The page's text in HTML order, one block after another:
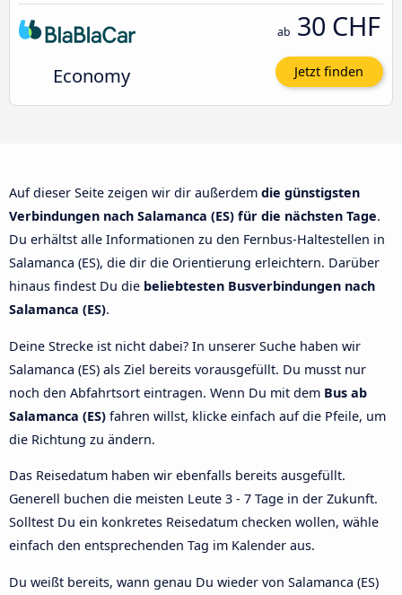
Economy
ab 30 CHF
Jetzt finden
Auf dieser Seite zeigen wir dir außerdem die günstigsten
Verbindungen nach Salamanca (ES) für die nächsten Tage.
Du erhältst alle Informationen zu den Fernbus-Haltestellen in
Salamanca (ES), die dir die Orientierung erleichtern. Darüber
hinaus findest Du die beliebtesten Busverbindungen nach
Salamanca (ES).
Deine Strecke ist nicht dabei? In unserer Suche haben wir
Salamanca (ES) als Ziel bereits vorausgefüllt. Du musst nur
noch den Abfahrtsort eintragen. Wenn Du mit dem Bus ab
Salamanca (ES) fahren willst, klicke einfach auf die Pfeile, um
die Richtung zu ändern.
Das Reisedatum haben wir ebenfalls bereits ausgefüllt.
Generell buchen die meisten Leute 3 - 7 Tage in der Zukunft.
Solltest Du ein konkretes Reisedatum checken wollen, wähle
einfach den entsprechenden Tag im Kalender aus.
Du weißt bereits, wann genau Du wieder von Salamanca (ES)